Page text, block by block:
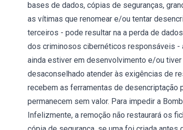
bases de dados, cópias de seguranças,
as vítimas que renomear e/ou tentar
terceiros - pode resultar na a perda de
dos criminosos cibernéticos responsáveis -
ainda estiver em desenvolvimento e/ou
desaconselhado atender às exigências de
recebem as ferramentas de
permanecem sem valor. Para impedir a
Infelizmente, a remoção não restaurará os